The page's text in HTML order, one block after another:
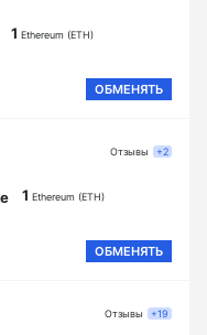
1 Ethereum (ETH)
ОБМЕНЯТЬ
1 Ethereum (ETH)
ОБМЕНЯТЬ
Отзывы +2
Отзывы +19